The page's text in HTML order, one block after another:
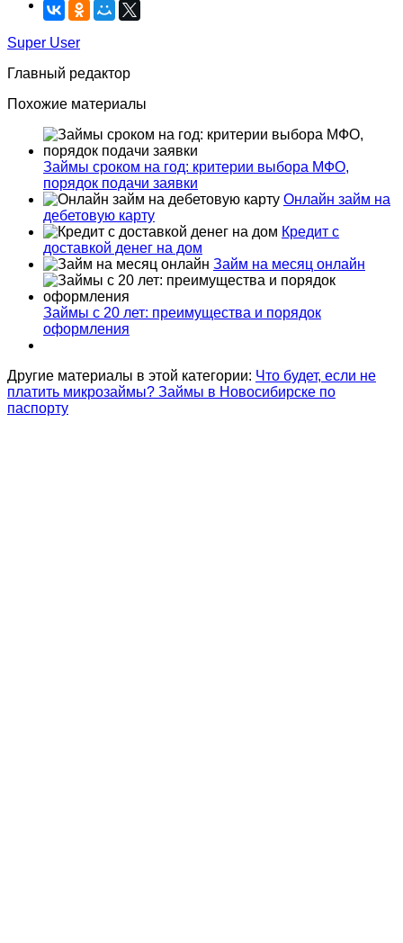
Super User
Главный редактор
Похожие материалы
Займы сроком на год: критерии выбора МФО,
порядок подачи заявки
Онлайн займ на
дебетовую карту
Кредит с
доставкой денег на дом
Займ на месяц онлайн
Займы с 20 лет: преимущества и порядок
оформления
Другие материалы в этой категории: Что будет, если не
платить микрозаймы? Займы в Новосибирске по
паспорту